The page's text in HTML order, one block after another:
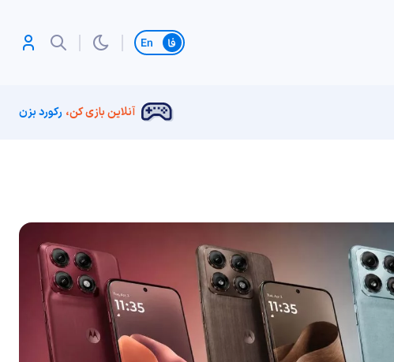
تغییر زبان
آنلاین بازی کن، رکورد بزن